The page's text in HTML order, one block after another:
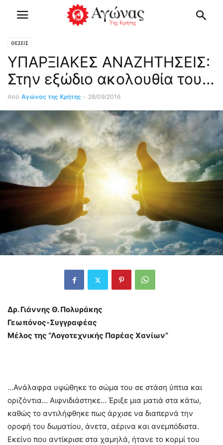
ΘΕΣΕΙΣ
ΥΠΑΡΞΙΑΚΕΣ ΑΝΑΖΗΤΗΣΕΙΣ:
Στην εξώδιο ακολουθία του…
Από Αγώνας της Κρήτης - 28/09/2016
Δρ. Γιάννης Θ. Πολυράκης
Γεωπόνος-Συγγραφέας
Μέλος της “Λογοτεχνικής Παρέας Χανίων”
…Ανάλαφρα υψώθηκε το σώμα του σε στάση ύπτια και
οριζόντια… Αιφνιδιάστηκε… Έριξε μια ματιά στα κάτω,
καθώς το αντιλήφθηκε πως άρχισε να διαπερνά την
οροφή του δωματίου, άνετα, αέρινα και ανεμπόδιστα.
Εκείνο που αντίκρισε στα χαμηλά, ήτανε το κορμί του